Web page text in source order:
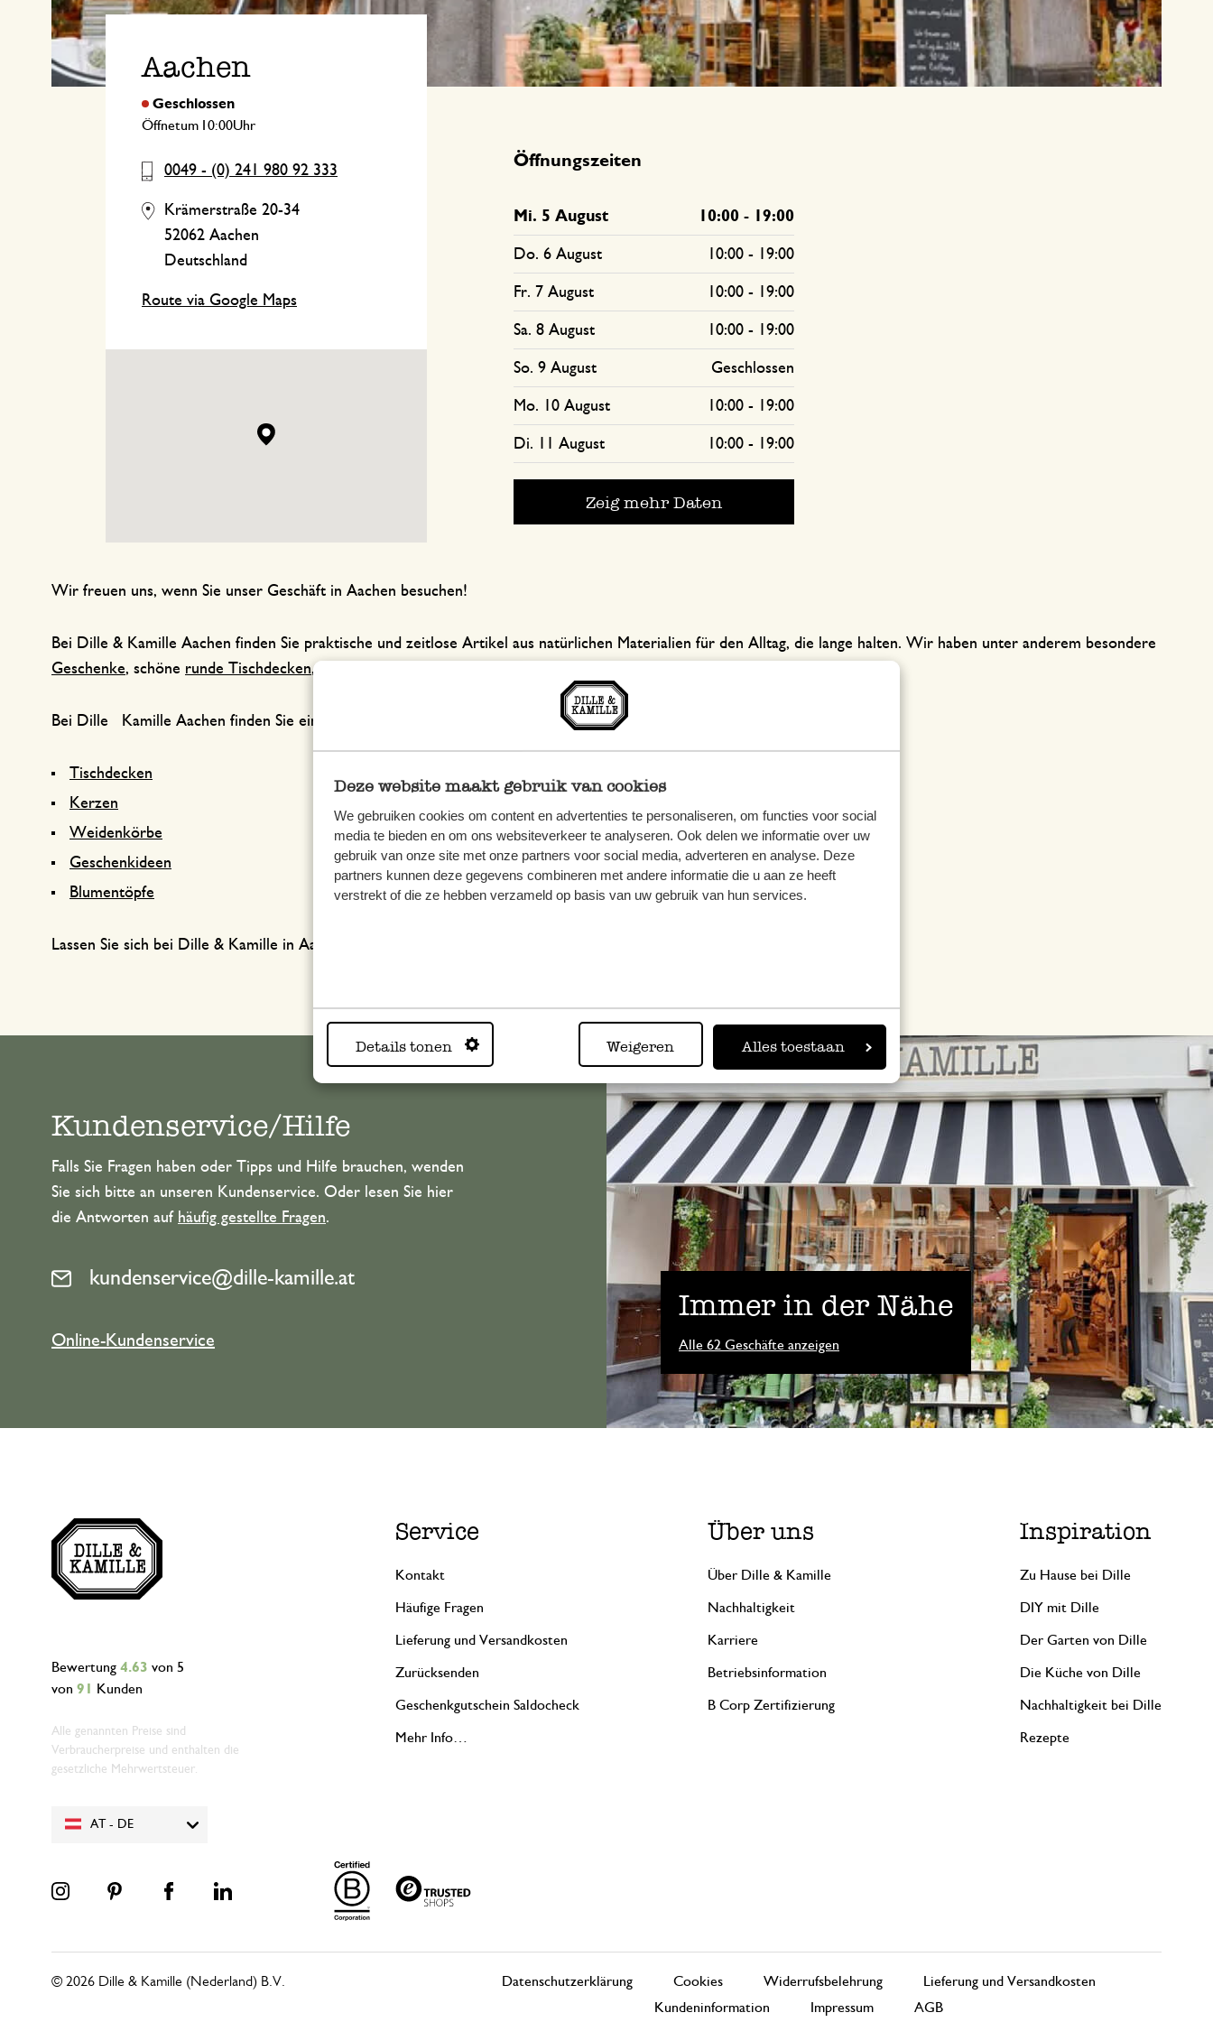
Deze website maakt gebruik van cookies
We gebruiken cookies om content en advertenties te personaliseren, om functies voor social
media te bieden en om ons websiteverkeer te analyseren. Ook delen we informatie over uw
gebruik van onze site met onze partners voor social media, adverteren en analyse. Deze
partners kunnen deze gegevens combineren met andere informatie die u aan ze heeft
verstrekt of die ze hebben verzameld op basis van uw gebruik van hun services.
Details tonen Weigeren Alles toestaan
Tischwäsche
Tee-Zubehör
Kaffee-Zubehör
International kochen
Kerzenhalter
Körbe
Schreiben & Hobby
Aachen
Öffnetum Uhr
0049 - (0) 241 980 92 333
Krämerstraße 20-34
52062 Aachen
Deutschland
Route via Google Maps
Öffnungszeiten
Mi. 5 August 10:00 - 19:00
Do. 6 August 10:00 - 19:00
Fr. 7 August 10:00 - 19:00
Sa. 8 August 10:00 - 19:00
So. 9 August Geschlossen
Mo. 10 August 10:00 - 19:00
Di. 11 August 10:00 - 19:00
Zeig mehr Daten
Wir freuen uns, wenn Sie unser Geschäft in Aachen besuchen!
Bei Dille & Kamille Aachen finden Sie praktische und zeitlose Artikel aus natürlichen Materialien für den Alltag, die lange halten. Wir haben unter anderem besondere
Geschenke, schöne runde Tischdecken, echte
Bei Dille Kamille Aachen finden Sie eine große Auswahl:
Tischdecken
Kerzen
Weidenkörbe
Geschenkideen
Blumentöpfe
Lassen Sie sich bei Dille & Kamille in Aachen inspirieren!
Immer in der Nähe
Alle 62 Geschäfte anzeigen
Kundenservice/Hilfe
Falls Sie Fragen haben oder Tipps und Hilfe brauchen, wenden
Sie sich bitte an unseren Kundenservice. Oder lesen Sie hier
die Antworten auf häufig gestellte Fragen.
kundenservice@dille-kamille.at
Online-Kundenservice
AT - DE
Bewertung 4.63 von 5
von 91 Kunden
Alle genannten Preise sind
Verbraucherpreise und enthalten die
gesetzliche Mehrwertsteuer.
Service
Kontakt
Häufige Fragen
Lieferung und Versandkosten
Zurücksenden
Geschenkgutschein Saldocheck
Mehr Info…
Über uns
Über Dille & Kamille
Nachhaltigkeit
Karriere
Betriebsinformation
B Corp Zertifizierung
Inspiration
Zu Hause bei Dille
DIY mit Dille
Der Garten von Dille
Die Küche von Dille
Nachhaltigkeit bei Dille
Rezepte
Datenschutzerklärung Cookies Widerrufsbelehrung
Lieferung und Versandkosten
Kundeninformation
Impressum AGB
© 2026 Dille & Kamille (Nederland) B.V.